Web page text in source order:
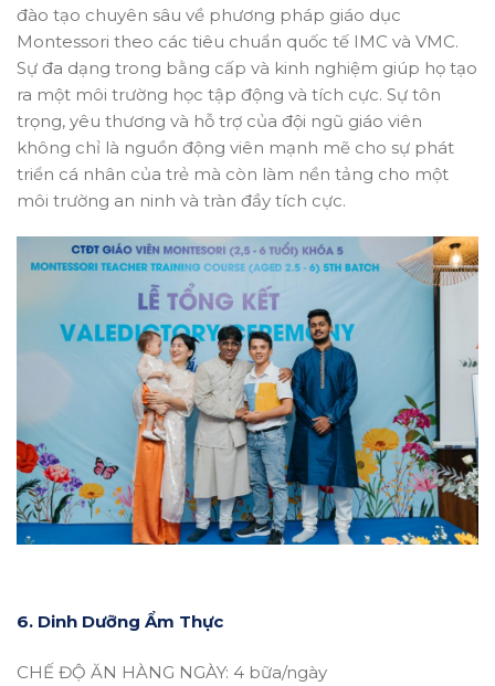
đào tạo chuyên sâu về phương pháp giáo dục
Montessori theo các tiêu chuẩn quốc tế IMC và VMC.
Sự đa dạng trong bằng cấp và kinh nghiệm giúp họ tạo
ra một môi trường học tập động và tích cực. Sự tôn
trọng, yêu thương và hỗ trợ của đội ngũ giáo viên
không chỉ là nguồn động viên mạnh mẽ cho sự phát
triển cá nhân của trẻ mà còn làm nền tảng cho một
môi trường an ninh và tràn đầy tích cực.
6. Dinh Dưỡng Ẩm Thực
CHẾ ĐỘ ĂN HÀNG NGÀY: 4 bữa/ngày